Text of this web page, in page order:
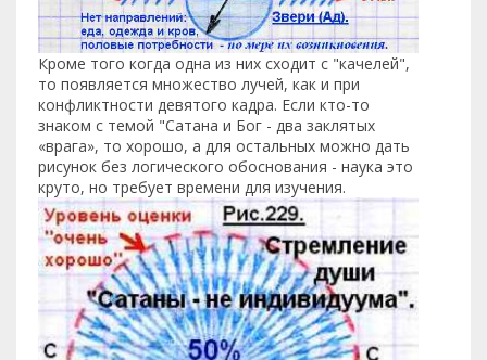
Кроме того когда одна из них сходит с "качелей",
то появляется множество лучей, как и при
конфликтности девятого кадра. Если кто-то
знаком с темой "Сатана и Бог - два заклятых
«врага», то хорошо, а для остальных можно дать
рисунок без логического обоснования - наука это
круто, но требует времени для изучения.